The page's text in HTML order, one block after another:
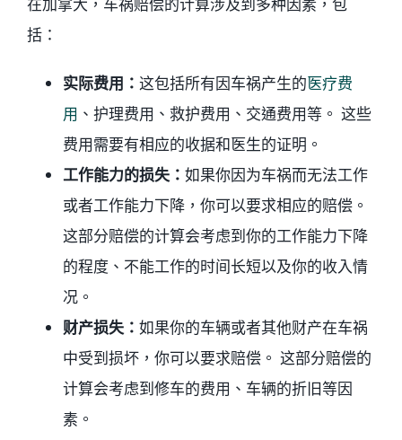
括：
实际费用： 这包括所有因车祸产生的医疗费
用 、护理费用、救护费用、交通费用等。 这些
费用需要有相应的收据和医生的证明。
工作能力的损失： 如果你因为车祸而无法工作
或者工作能力下降，你可以要求相应的赔偿。
这部分赔偿的计算会考虑到你的工作能力下降
的程度、不能工作的时间长短以及你的收入情
况。
财产损失： 如果你的车辆或者其他财产在车祸
中受到损坏，你可以要求赔偿。 这部分赔偿的
计算会考虑到修车的费用、车辆的折旧等因
素。